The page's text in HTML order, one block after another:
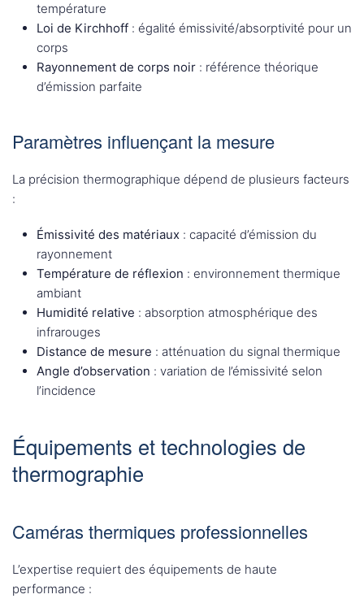
température
Loi de Kirchhoff : égalité émissivité/absorptivité pour un
corps
Rayonnement de corps noir : référence théorique
d’émission parfaite
Paramètres influençant la mesure
La précision thermographique dépend de plusieurs facteurs
:
Émissivité des matériaux : capacité d’émission du
rayonnement
Température de réflexion : environnement thermique
ambiant
Humidité relative : absorption atmosphérique des
infrarouges
Distance de mesure : atténuation du signal thermique
Angle d’observation : variation de l’émissivité selon
l’incidence
Équipements et technologies de
thermographie
Caméras thermiques professionnelles
L’expertise requiert des équipements de haute
performance :